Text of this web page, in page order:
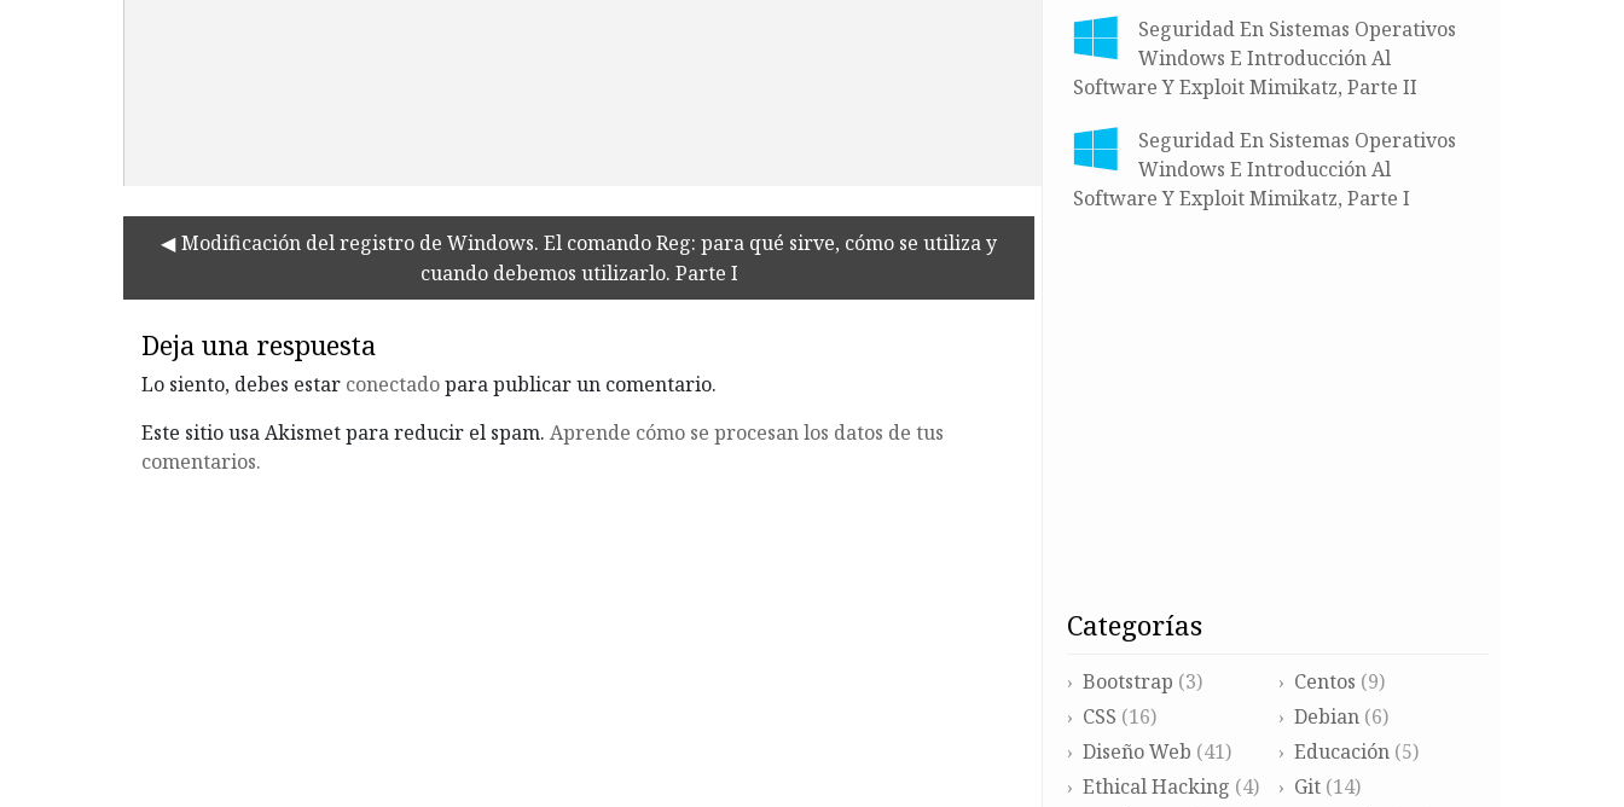
Modificación del registro de Windows. El comando Reg: para qué sirve, cómo se utiliza y
cuando debemos utilizarlo. Parte I
Deja una respuesta
Lo siento, debes estar conectadopara publicar un comentario.
Este sitio usa Akismet para reducir el spam. Aprende cómo se procesan los datos de tus
comentarios.
Seguridad En Sistemas Operativos
Windows E Introducción Al
Software Y Exploit Mimikatz, Parte II
Seguridad En Sistemas Operativos
Windows E Introducción Al
Software Y Exploit Mimikatz, Parte I
categorías
Bootstrap (3) Centos (9)
CSS (16) Debian(6)
Diseño Web (41) Educación(5)
Ethical Hacking (4) Git(14)